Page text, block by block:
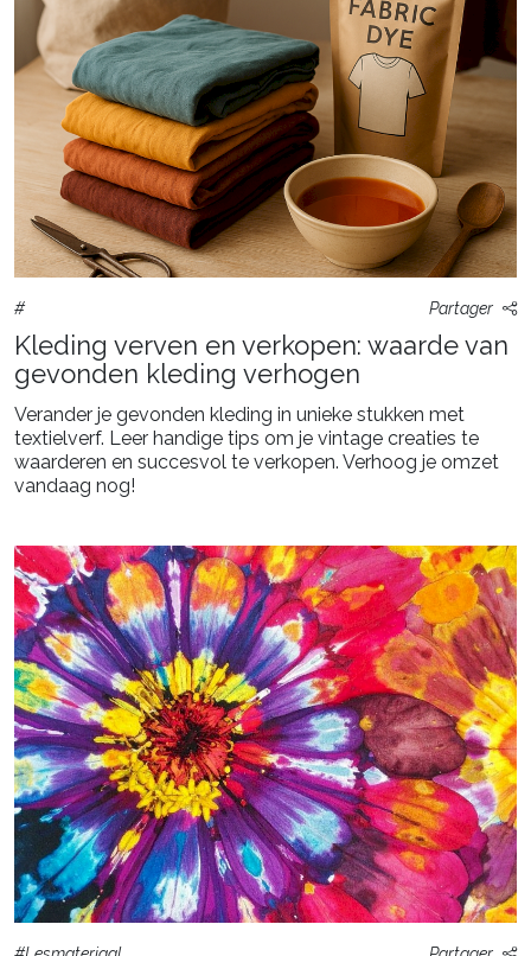
# Partager
Kleding verven en verkopen: waarde van
gevonden kleding verhogen
Verander je gevonden kleding in unieke stukken met
textielverf. Leer handige tips om je vintage creaties te
waarderen en succesvol te verkopen. Verhoog je omzet
vandaag nog!